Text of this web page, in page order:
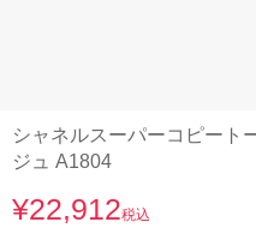
シャネルスーパーコピート
ジュ A1804
¥22,912税込